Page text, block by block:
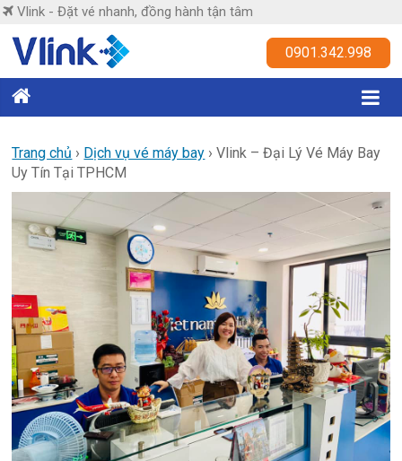
Skip
content
Vlink - Đặt vé nhanh, đồng hành tận tâm
Vlink
nhanh,
đồng
hành
tận
tâm
0901.342.998
Trang chủ › Dịch vụ vé máy bay ›Vlink – Đại Lý Vé Máy Bay
Uy Tín Tại TPHCM